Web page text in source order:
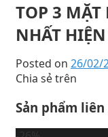
TOP 3 MẶT
NHẤT
Posted on 26/02/
Chia sẻ trên
Sản phẩm